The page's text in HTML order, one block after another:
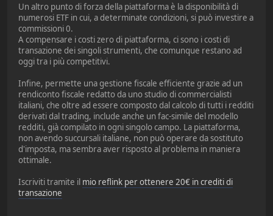
Un altro punto di forza della piattaforma è la disponibilità di
numerosi ETF in cui, a determinate condizioni, si può investire a
commissioni 0.
A compensare i costi zero di piattaforma, ci sono i costi di
transazione dei singoli strumenti, che comunque restano ad
oggi tra i più competitivi.
Infine, permette una gestione fiscale efficiente grazie ad un
rendiconto fiscale redatto da uno studio di commercialisti
italiani, che oltre ad essere composto dal calcolo di tutti i redditi
derivati dal trading, include anche un fac-simile del modello
redditi, già compilato in ogni singolo campo. La piattaforma,
non avendo succursali italiane, non può operare da sostituto
d'imposta, ma sembra aver risposto al problema in maniera
ottimale.
Iscriviti tramite il mio reflink per ottenere 20€ in crediti di
transazione